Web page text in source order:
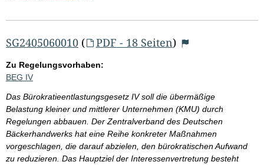
SG2405060010 ( PDF - 18 Seiten)
Zu Regelungsvorhaben:
BEG IV
Das Bürokratieentlastungsgesetz IV soll die übermäßige
Belastung kleiner und mittlerer Unternehmen (KMU) durch
Regelungen abbauen. Der Zentralverband des Deutschen
Bäckerhandwerks hat eine Reihe konkreter Maßnahmen
vorgeschlagen, die darauf abzielen, den bürokratischen Aufwand
zu reduzieren. Das Hauptziel der Interessenvertretung besteht